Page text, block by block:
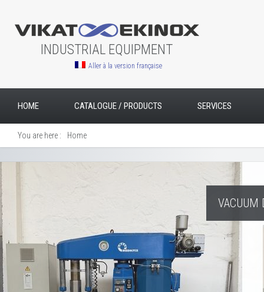
INDUSTRIAL EQUIPMENT
HOME CATALOGUE / PRODUCTS SERVICES
Aller à la version française
You are here : Home
VACUUM